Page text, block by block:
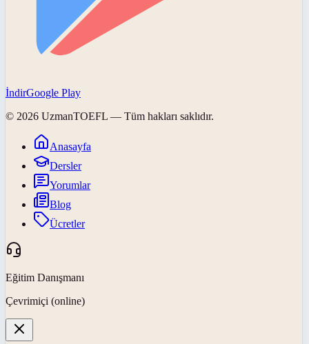
İndirGoogle Play
© 2026 UzmanTOEFL — Tüm hakları saklıdır.
Anasayfa
Dersler
Yorumlar
Blog
Ücretler
Eğitim Danışmanı
Çevrimiçi (online)